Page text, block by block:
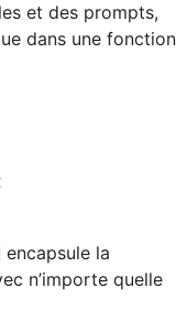
et des prompts,
dans une fonction
encapsule la
n’importe quelle